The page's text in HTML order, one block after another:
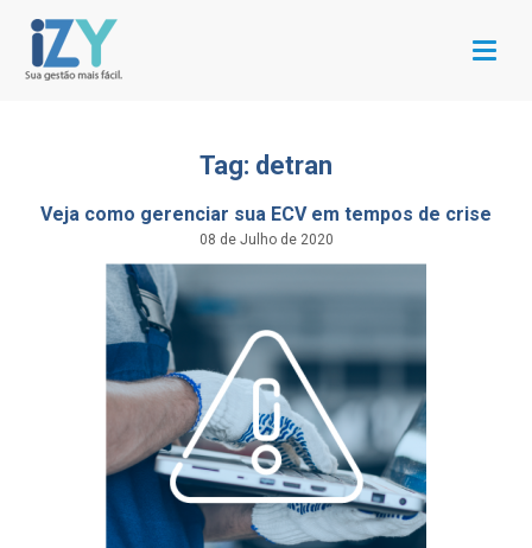
Menu
Tag: detran
Veja como gerenciar sua ECV em tempos de crise
08 de Julho de 2020